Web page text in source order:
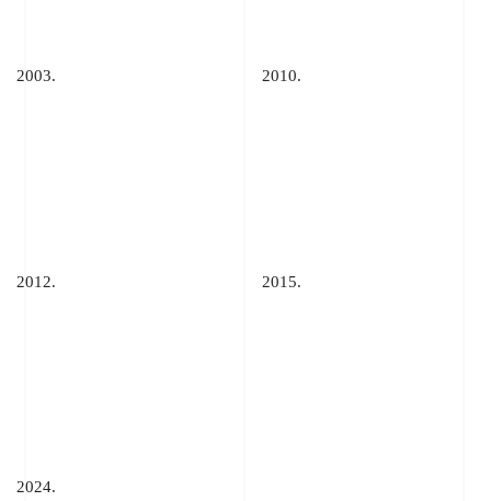
2003. 2010.
2012. 2015.
2024.